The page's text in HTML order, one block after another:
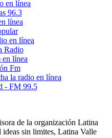
96.3
Radio
Fm
- FM 99.5
de la organización Latina
sin limites, Latina Valle